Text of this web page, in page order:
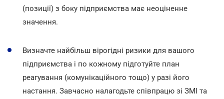
(позиції) з боку підприємства має неоціненне
значення.
Визначте найбільш вірогідні ризики для вашого
підприємства і по кожному підготуйте план
реагування (комунікаційного тощо) у разі його
настання. Завчасно налагодьте співпрацю зі ЗМІ та